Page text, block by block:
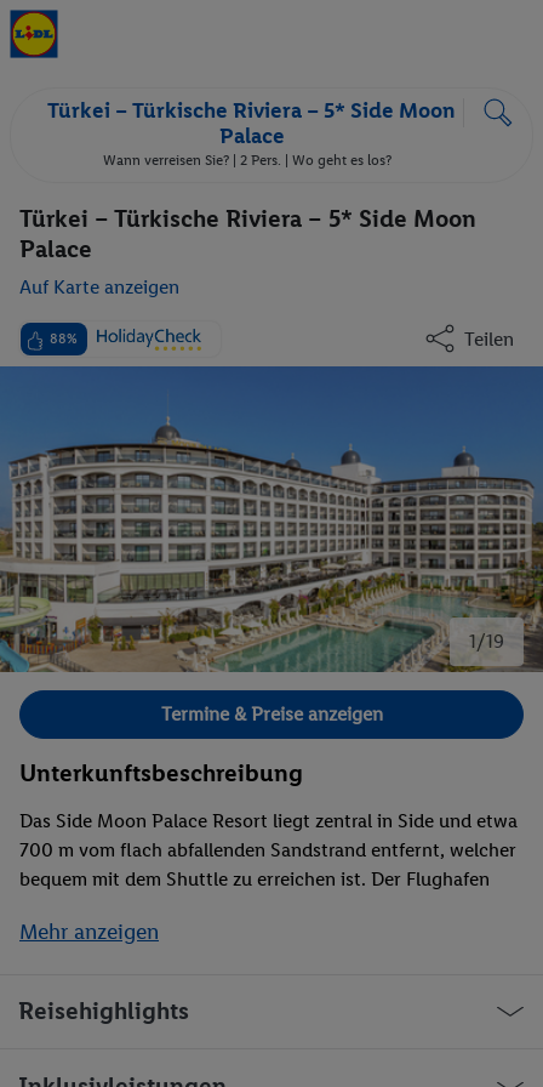
Türkei – Türkische Riviera – 5* Side Moon
Palace
Wann verreisen Sie? | 2 Pers. | Wo geht es los?
Türkei – Türkische Riviera – 5* Side Moon
Palace
Auf Karte anzeigen
88% Teilen
1/19
Bild 1 von 19.
Termine & Preise anzeigen
Unterkunftsbeschreibung
Das Side Moon Palace Resort liegt zentral in Side und etwa
700 m vom flach abfallenden Sandstrand entfernt, welcher
bequem mit dem Shuttle zu erreichen ist. Der Flughafen
verfügt über 309 Zimmer, mehrere Restaurants (inklusive
Außenpool mit Kinderpool, Wellnessbereich, Miniclub,
Serviceangebote wie Minimarkt, Friseur, Boutique und
Mehr anzeigen
Reisehighlights